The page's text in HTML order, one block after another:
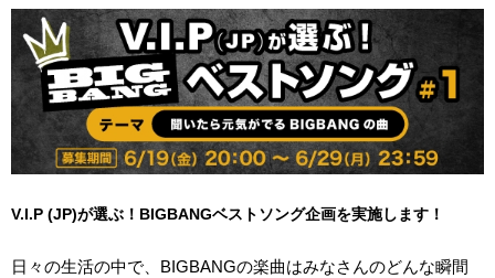
V.I.P (JP)が選ぶ！BIGBANGベストソング企画を実施します！
日々の生活の中で、BIGBANGの楽曲はみなさんのどんな瞬間